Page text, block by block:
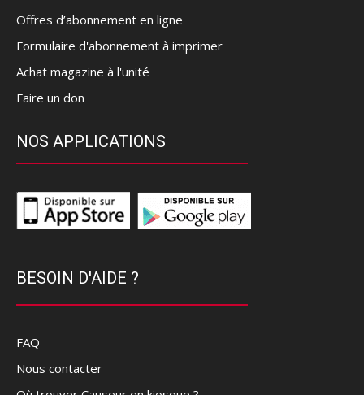
Offres d’abonnement en ligne
Formulaire d'abonnement à imprimer
Achat magazine à l'unité
Faire un don
NOS APPLICATIONS
BESOIN D'AIDE ?
FAQ
Nous contacter